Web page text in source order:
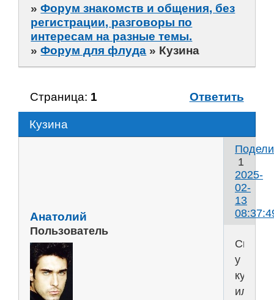
»Форум знакомств и общения, без
регистрации, разговоры по
интересам на разные темы.
»Форум для флуда » Кузина
Кузина
Страница: 1 Ответить
1
2025-
02-
13
Анатолий
Пользователь
Скоро
у
кузины
или